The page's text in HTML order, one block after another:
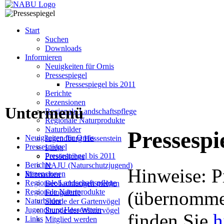
Start
Suchen
Downloads
Informieren
Neuigkeiten für Ornis
Pressespiegel
Pressespiegel bis 2011
Berichte
Rezensionen
Regionale Landschaftspflege
Regionale Naturprodukte
Naturbilder
Jugendburg Hessenstein
Links
Persönliches
NAJU (Naturschutzjugend)
Mitmachen
Beobachtungen melden
Fotogalerie
Stunde der Gartenvögel
Stunde der Wintervögel
Mitglied werden
Untermenü
Neuigkeiten für Ornis
Pressespiegel
Pressespiegel bis 2011
Berichte
Rezensionen
Regionale Landschaftspflege
Regionale Naturprodukte
Naturbilder
Jugendburg Hessenstein
Links
Hinweise: